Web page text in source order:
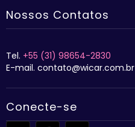
Nossos Contatos
Tel. +55 (31) 98654-2830
E-mail. contato@wicar.com.br
Conecte-se